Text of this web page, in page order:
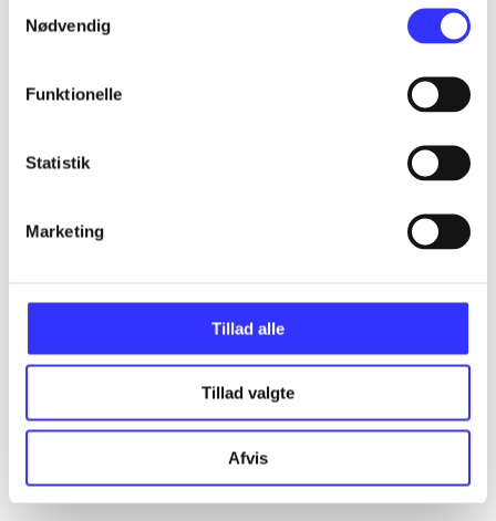
Nødvendig
Funktionelle
Statistik
Marketing
Tillad alle
Tillad valgte
Afvis
Artikler
...